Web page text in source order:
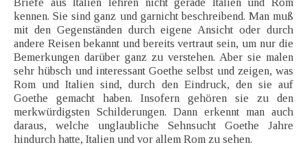
Briefe aus Italien lehren nicht gerade Italien und Rom
kennen. Sie sind ganz und garnicht beschreibend. Man muß
mit den Gegenständen durch eigene Ansicht oder durch
andere Reisen bekannt und bereits vertraut sein, um nur die
Bemerkungen darüber ganz zu verstehen. Aber sie malen
sehr hübsch und interessant Goethe selbst und zeigen, was
Rom und Italien sind, durch den Eindruck, den sie auf
Goethe gemacht haben. Insofern gehören sie zu den
merkwürdigsten Schilderungen. Dann erkennt man auch
daraus, welche unglaubliche Sehnsucht Goethe Jahre
hindurch hatte, Italien und vor allem Rom zu sehen.